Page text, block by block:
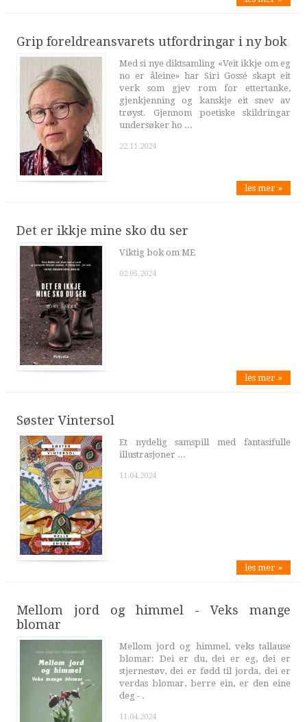
Grip foreldreansvarets utfordringar i ny bok
Med si nye diktsamling «Veit ikkje om eg
no er åleine» har Siri Gossé skapt eit
verk som gjev rom for ettertanke,
gjenkjenning og kanskje eit snev av
trøyst. Gjennom poetiske skildringar
undersøker ho ...
22.11.2024
les mer »
Det er ikkje mine sko du ser
Viktig bok om ME
02.05.2024
les mer »
Søster Vintersol
Et nydelig samspill med fantasifulle
illustrasjoner ...
11.04.2024
les mer »
Mellom jord og himmel - Veks mange
blomar
Mellom jord og himmel, veks tallause
blomar: Dei er du, dei er eg, dei er
stjernestøv, dei er fødd til jorda, dei er
verdas blomar, berre ein, er den eine
deg - .
11.04.2024